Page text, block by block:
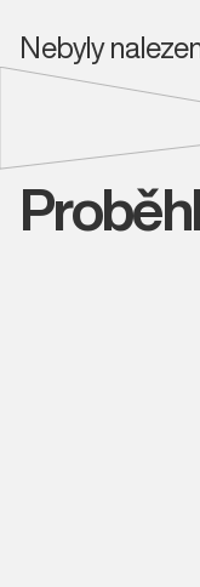
Nebyly